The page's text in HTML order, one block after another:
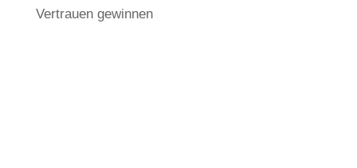
Vertrauen gewinnen